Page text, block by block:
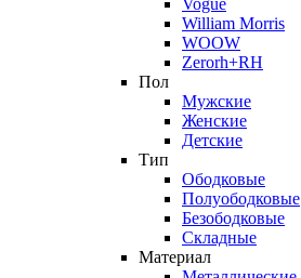
Vogue
William Morris
WOOW
Zerorh+RH
Пол
Мужские
Женские
Детские
Тип
Ободковые
Полуободковые
Безободковые
Складные
Материал